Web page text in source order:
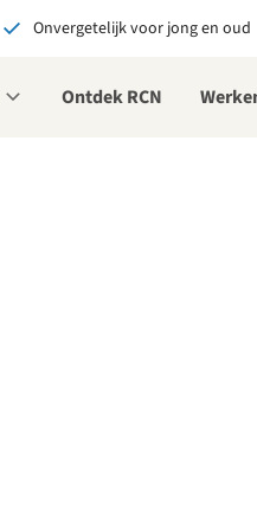
Onvergetelijk voor jong en oud
Ontdek RCN